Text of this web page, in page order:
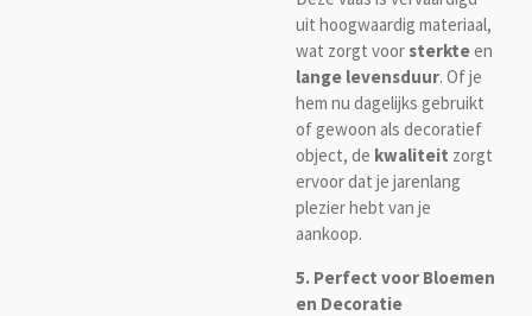
uit hoogwaardig materiaal,
wat zorgt voor sterkteen
lange levensduur. Of je
hem nu dagelijks gebruikt
of gewoon als decoratief
object, de kwaliteit zorgt
ervoor dat je jarenlang
plezier hebt van je
aankoop.
5. Perfect voor Bloemen
en Decoratie